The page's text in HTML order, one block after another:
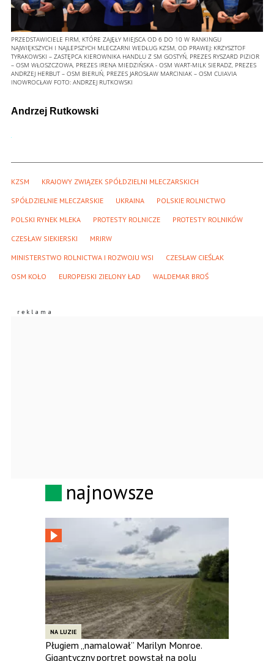
PRZEDSTAWICIELE FIRM, KTÓRE ZAJĘŁY MIEJSCA OD 6 DO 10 W RANKINGU
NAJWIĘKSZYCH I NAJLEPSZYCH MLECZARNI WEDŁUG KZSM, OD PRAWEJ: KRZYSZTOF
TYRAKOWSKI – ZASTĘPCA KIEROWNIKA HANDLU Z SM GOSTYŃ, PREZES RYSZARD PIZIOR
– OSM WŁOSZCZOWA, PREZES IRENA MIEDZIŃSKA - OSM WART-MILK SIERADZ, PREZES
ANDRZEJ HERBUT – OSM BIERUŃ, PREZES JAROSŁAW MARCINIAK – OSM CUIAVIA
INOWROCŁAW FOTO: ANDRZEJ RUTKOWSKI
Andrzej Rutkowski
KZSM KRAJOWY ZWIĄZEK SPÓŁDZIELNI MLECZARSKICH
SPÓŁDZIELNIE MLECZARSKIE UKRAINA POLSKIE ROLNICTWO
POLSKI RYNEK MLEKA PROTESTY ROLNICZE PROTESTY ROLNIKÓW
CZESŁAW SIEKIERSKI MRIRW
MINISTERSTWO ROLNICTWA I ROZWOJU WSI CZESŁAW CIEŚLAK
OSM KOŁO EUROPEJSKI ZIELONY ŁAD WALDEMAR BROŚ
najnowsze
NA LUZIE
Pługiem „namalował” Marilyn Monroe.
Gigantyczny portret powstał na polu